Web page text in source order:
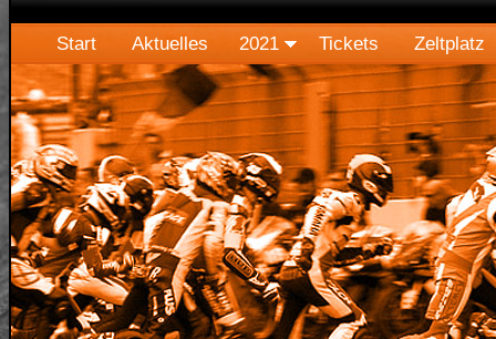
Start Aktuelles 2021 Tickets Zeltplatz